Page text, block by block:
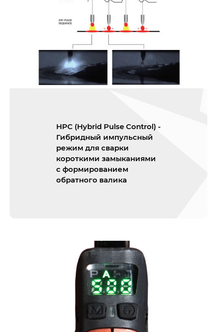
HPC (Hybrid Pulse Control) -
Гибридный импульсный
режим для сварки
короткими замыканиями
с формированием
обратного валика